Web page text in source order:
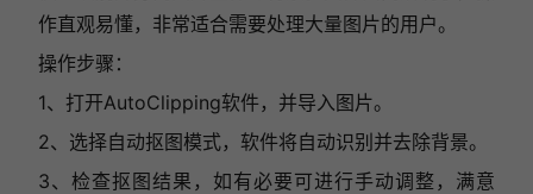
作直观易懂，非常适合需要处理大量图片的用户。
操作步骤：
1、打开AutoClipping软件，并导入图片。
2、选择自动抠图模式，软件将自动识别并去除背景。
3、检查抠图结果，如有必要可进行手动调整，满意